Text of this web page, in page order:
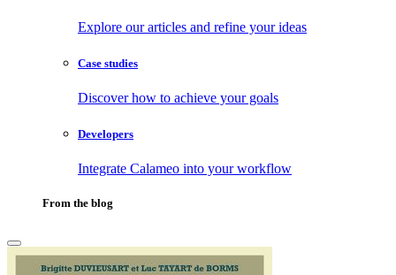
Explore our articles and refine your ideas
Case studies
Discover how to achieve your goals
Developers
Integrate Calameo into your workflow
From the blog